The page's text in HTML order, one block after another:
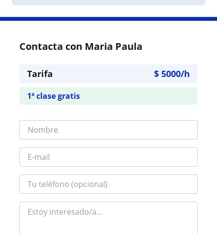
Contacta con Maria Paula
Tarifa $ 5000/h
1ª clase gratis